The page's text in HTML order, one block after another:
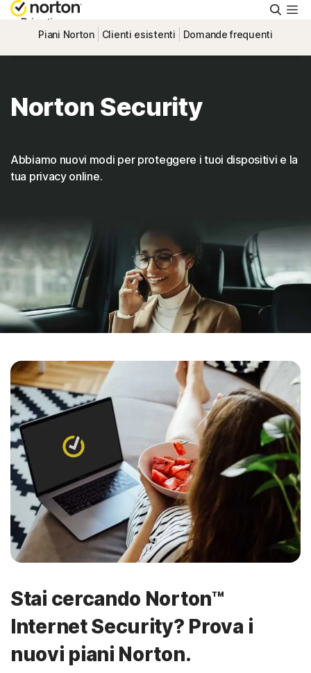
Cerca
Privati
Supporto
Provalo gratis
Accedi
Piani Norton Clienti esistenti Domande frequenti
Norton Security
Abbiamo nuovi modi per proteggere i tuoi dispositivi e la
tua privacy online.
Stai cercando Norton™
Internet Security? Prova i
nuovi piani Norton.